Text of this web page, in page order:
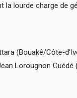
lourde charge de
(Bouaké/Côte-
Lorougnon Guédé